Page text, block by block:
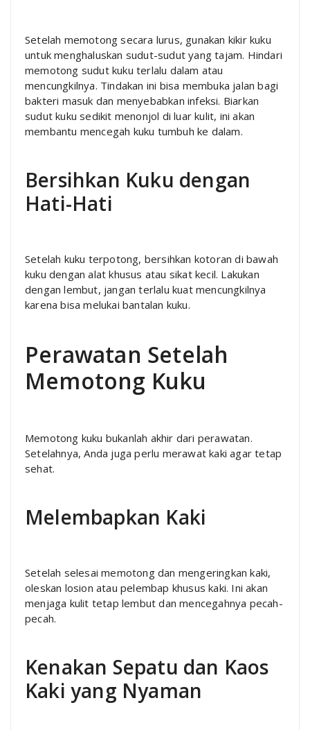
Setelah memotong secara lurus, gunakan kikir kuku
untuk menghaluskan sudut-sudut yang tajam. Hindari
memotong sudut kuku terlalu dalam atau
mencungkilnya. Tindakan ini bisa membuka jalan bagi
bakteri masuk dan menyebabkan infeksi. Biarkan
sudut kuku sedikit menonjol di luar kulit, ini akan
membantu mencegah kuku tumbuh ke dalam.
Bersihkan Kuku dengan
Hati-Hati
Setelah kuku terpotong, bersihkan kotoran di bawah
kuku dengan alat khusus atau sikat kecil. Lakukan
dengan lembut, jangan terlalu kuat mencungkilnya
karena bisa melukai bantalan kuku.
Perawatan Setelah
Memotong Kuku
Memotong kuku bukanlah akhir dari perawatan.
Setelahnya, Anda juga perlu merawat kaki agar tetap
sehat.
Melembapkan Kaki
Setelah selesai memotong dan mengeringkan kaki,
oleskan losion atau pelembap khusus kaki. Ini akan
menjaga kulit tetap lembut dan mencegahnya pecah-
pecah.
Kenakan Sepatu dan Kaos
Kaki yang Nyaman